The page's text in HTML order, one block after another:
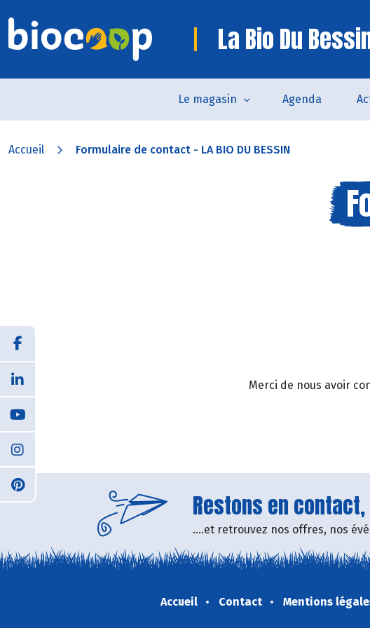
La Bio Du
Le magasin Agenda
Accueil Formulaire de contact - LA BIO DU BESSIN
Merci de nous avoir
Restons en
....et retrouvez nos offres, nos
Accueil Contact Mentions